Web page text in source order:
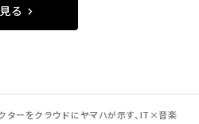
る
ターをクラウドに――ヤマハが示す、IT×音楽